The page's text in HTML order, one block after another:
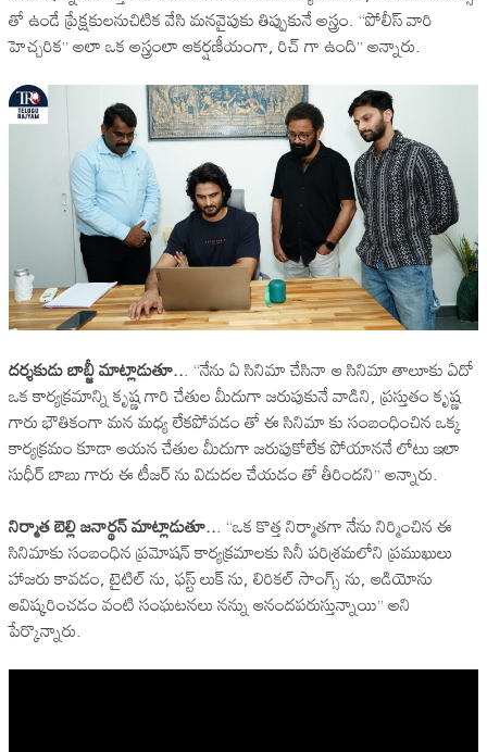
తో ఉండే ప్రేక్షకులనుచిటిక వేసి మనవైపుకు తిప్పుకునే అస్త్రం. “పోలీస్ వారి
హెచ్చరిక” అలా ఒక అస్త్రంలా ఆకర్షణీయంగా, రిచ్ గా ఉంది” అన్నారు.
దర్శకుడు బాబ్జీ మాట్లాడుతూ... “నేను ఏ సినిమా చేసినా ఆ సినిమా తాలూకు ఏదో
ఒక కార్యక్రమాన్ని కృష్ణ గారి చేతుల మీదుగా జరుపుకునే వాడిని, ప్రస్తుతం కృష్ణ
గారు భౌతికంగా మన మధ్య లేకపోవడం తో ఈ సినిమా కు సంబంధించిన ఒక్క
కార్యక్రమం కూడా ఆయన చేతుల మీదుగా జరుపుకోలేక పోయాననే లోటు ఇలా
సుధీర్ బాబు గారు ఈ టీజర్ ను విడుదల చేయడం తో తీరిందని” అన్నారు.
నిర్మాత బెల్లి జనార్థన్ మాట్లాడుతూ... “ఒక కొత్త నిర్మాతగా నేను నిర్మించిన ఈ
సినిమాకు సంబంధిన ప్రమోషన్ కార్యక్రమాలకు సినీ పరిశ్రమలోని ప్రముఖులు
హాజరు కావడం, టైటిల్ ను, ఫస్ట్ లుక్ ను, లిరికల్ సాంగ్స్ ను, ఆడియోను
ఆవిష్కరించడం వంటి సంఘటనలు నన్ను ఆనందపరుస్తున్నాయి” అని
పేర్కొన్నారు.